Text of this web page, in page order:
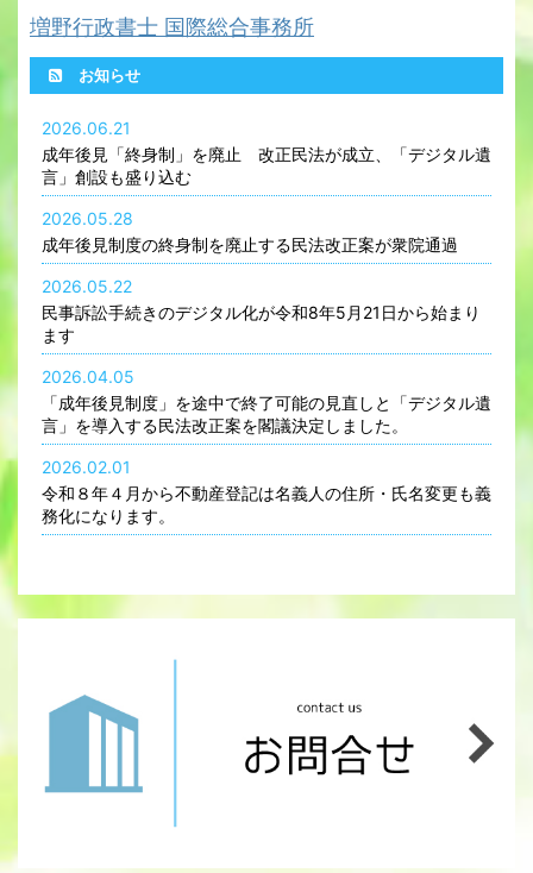
増野行政書士 国際総合事務所
お知らせ
2026.06.21
成年後見「終身制」を廃止 改正民法が成立、「デジタル遺
言」創設も盛り込む
2026.05.28
成年後見制度の終身制を廃止する民法改正案が衆院通過
2026.05.22
民事訴訟手続きのデジタル化が令和8年5月21日から始まり
ます
2026.04.05
「成年後見制度」を途中で終了可能の見直しと「デジタル遺
言」を導入する民法改正案を閣議決定しました。
2026.02.01
令和８年４月から不動産登記は名義人の住所・氏名変更も義
務化になります。